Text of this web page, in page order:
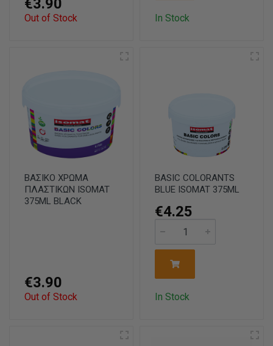
€3.90
Out of Stock In Stock
ΒΑΣΙΚΟ ΧΡΩΜΑ
ΠΛΑΣΤΙΚΩΝ ISOMAT
375ML BLACK
€3.90
Out of Stock
BASIC COLORANTS
BLUE ISOMAT 375ML
€4.25
In Stock